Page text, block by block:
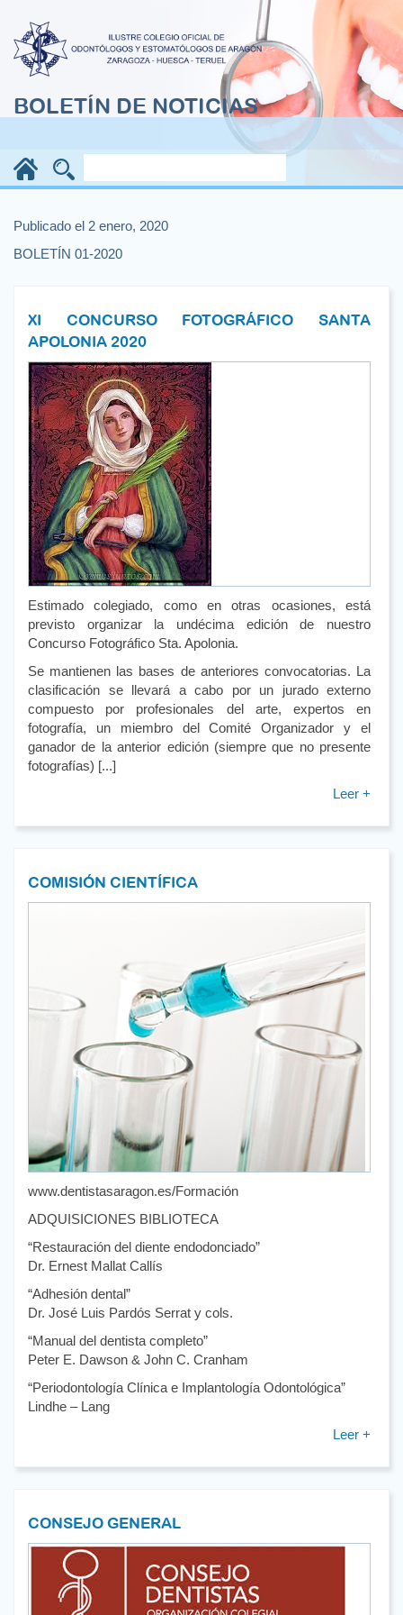
BOLETÍN DE NOTICIAS
Publicado el 2 enero, 2020
BOLETÍN 01-2020
XI CONCURSO FOTOGRÁFICO SANTA
APOLONIA 2020
Estimado colegiado, como en otras ocasiones, está
previsto organizar la undécima edición de nuestro
Concurso Fotográfico Sta. Apolonia.
Se mantienen las bases de anteriores convocatorias. La
clasificación se llevará a cabo por un jurado externo
compuesto por profesionales del arte, expertos en
fotografía, un miembro del Comité Organizador y el
ganador de la anterior edición (siempre que no presente
fotografías) [...]
Leer +
COMISIÓN CIENTÍFICA
www.dentistasaragon.es/Formación
ADQUISICIONES BIBLIOTECA
“Restauración del diente endodonciado”
Dr. Ernest Mallat Callís
“Adhesión dental”
Dr. José Luis Pardós Serrat y cols.
“Manual del dentista completo”
Peter E. Dawson & John C. Cranham
“Periodontología Clínica e Implantología Odontológica”
Lindhe – Lang
Leer +
CONSEJO GENERAL